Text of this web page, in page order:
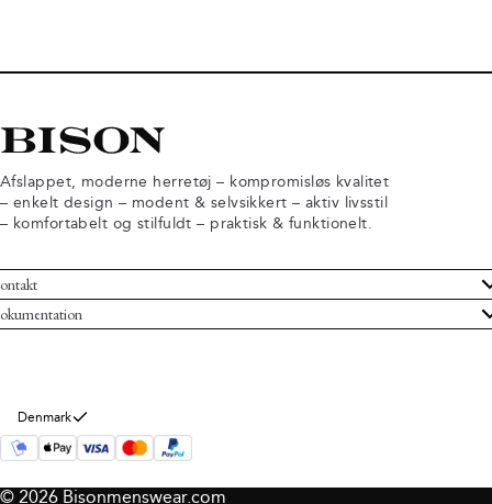
Afslappet, moderne herretøj – kompromisløs kvalitet
– enkelt design – modent & selvsikkert – aktiv livsstil
– komfortabelt og stilfuldt – praktisk & funktionelt.
Bisoninformation
Denmark
© 2026 Bisonmenswear.com